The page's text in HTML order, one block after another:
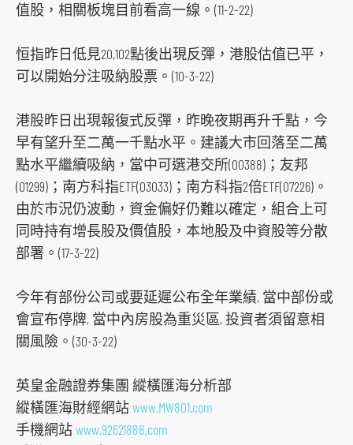
值股，相關板塊目前看高一線。(11-2-22)
恒指昨日低見20,102點後出現反彈，港股估值已平，
可以開始分注吸納股票。(10-3-22)
港股昨日出現報復式反彈，昨晚夜期再升千點，今
早有望升至二萬一千點水平。建議大市回落至二萬
點水平繼續吸納，當中可選港交所(00388)；友邦
(01299)；南方科指ETF(03033)；南方科指2倍ETF(07226)。
由於市況仍波動，資金偏好仍難以確定，組合上可
同時持有增長股及價值股，本地股及中資股等分散
部署。(17-3-22)
今年有部份公司或要延遲公布全年業績, 當中部份或
會宣布停牌, 當中內房股為重災區, 投資者須留意相
關風險。(30-3-22)
英皇金融證券集團 縱橫匯海分析部
縱橫匯海財經網站www.MW801.com
手機網站www.92621888.com